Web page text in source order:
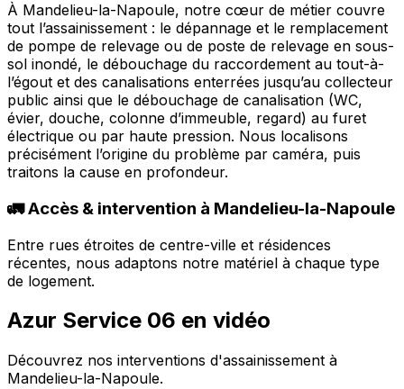
À Mandelieu-la-Napoule, notre cœur de métier couvre
tout l’assainissement : le dépannage et le remplacement
de pompe de relevage ou de poste de relevage en sous-
sol inondé, le débouchage du raccordement au tout-à-
l’égout et des canalisations enterrées jusqu’au collecteur
public ainsi que le débouchage de canalisation (WC,
évier, douche, colonne d’immeuble, regard) au furet
électrique ou par haute pression. Nous localisons
précisément l’origine du problème par caméra, puis
traitons la cause en profondeur.
🚛 Accès & intervention à Mandelieu-la-Napoule
Entre rues étroites de centre-ville et résidences
récentes, nous adaptons notre matériel à chaque type
de logement.
Azur Service 06 en vidéo
Découvrez nos interventions d'assainissement à
Mandelieu-la-Napoule.